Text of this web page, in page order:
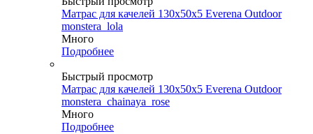
Матрас для качелей 130х50х5 Everena Outdoor
monstera_lola
Много
Подробнее
Быстрый просмотр
Матрас для качелей 130х50х5 Everena Outdoor
monstera_chainaya_rose
Много
Подробнее